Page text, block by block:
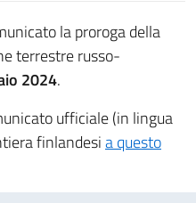
la proroga della
terrestre russo-
2024.
ufficiale (in lingua
finlandesia questo